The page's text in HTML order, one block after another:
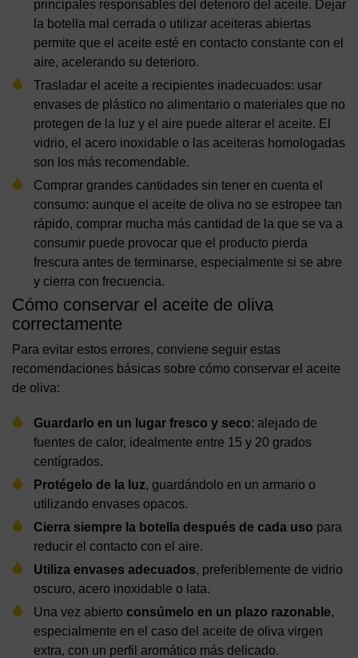
principales responsables del deterioro del aceite. Dejar
la botella mal cerrada o utilizar aceiteras abiertas
permite que el aceite esté en contacto constante con el
aire, acelerando su deterioro.
Trasladar el aceite a recipientes inadecuados: usar
envases de plástico no alimentario o materiales que no
protegen de la luz y el aire puede alterar el aceite. El
vidrio, el acero inoxidable o las aceiteras homologadas
son los más recomendable.
Comprar grandes cantidades sin tener en cuenta el
consumo: aunque el aceite de oliva no se estropee tan
rápido, comprar mucha más cantidad de la que se va a
consumir puede provocar que el producto pierda
frescura antes de terminarse, especialmente si se abre
y cierra con frecuencia.
Cómo conservar el aceite de oliva
correctamente
Para evitar estos errores, conviene seguir estas
recomendaciones básicas sobre cómo conservar el aceite
de oliva:
Guardarlo en un lugar fresco y seco: alejado de
fuentes de calor, idealmente entre 15 y 20 grados
centígrados.
Protégelo de la luz, guardándolo en un armario o
utilizando envases opacos.
Cierra siempre la botella después de cada uso para
reducir el contacto con el aire.
Utiliza envases adecuados, preferiblemente de vidrio
oscuro, acero inoxidable o lata.
Una vez abierto consúmelo en un plazo razonable,
especialmente en el caso del aceite de oliva virgen
extra, con un perfil aromático más delicado.